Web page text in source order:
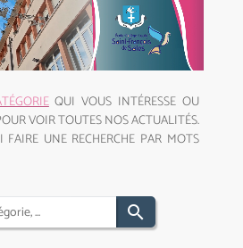
QUI VOUS INTÉRESSE OU
VOIR TOUTES NOS ACTUALITÉS.
FAIRE UNE RECHERCHE PAR MOTS
search